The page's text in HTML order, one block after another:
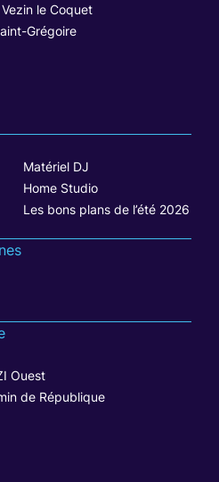
le Coquet
Grégoire
Matériel DJ
Home Studio
Les bons plans de l’été 2026
Ouest
de République